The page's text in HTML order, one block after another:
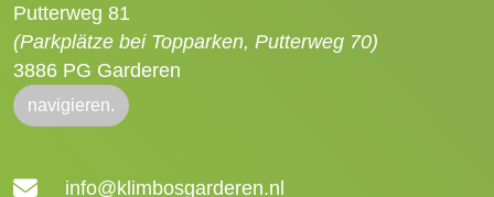
Putterweg 81
(Parkplätze bei Topparken, Putterweg 70)
3886 PG Garderen
navigieren.
info@klimbosgarderen.nl